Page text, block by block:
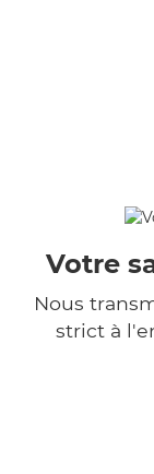
Votre
Nous
strict à